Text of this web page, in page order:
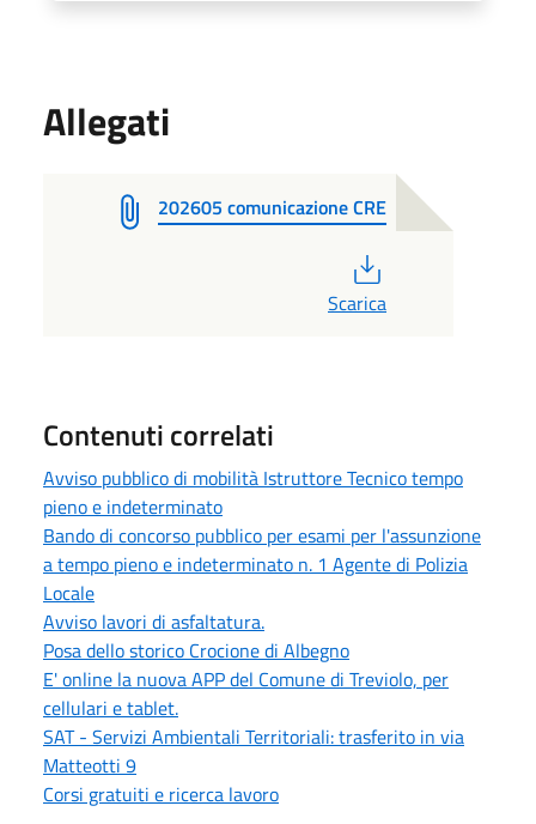
Allegati
202605 comunicazione CRE
Scarica
Contenuti correlati
Avviso pubblico di mobilità Istruttore Tecnico tempo
pieno e indeterminato
Bando di concorso pubblico per esami per l'assunzione
a tempo pieno e indeterminato n. 1 Agente di Polizia
Locale
Avviso lavori di asfaltatura.
Posa dello storico Crocione di Albegno
E' online la nuova APP del Comune di Treviolo, per
cellulari e tablet.
SAT - Servizi Ambientali Territoriali: trasferito in via
Matteotti 9
Corsi gratuiti e ricerca lavoro